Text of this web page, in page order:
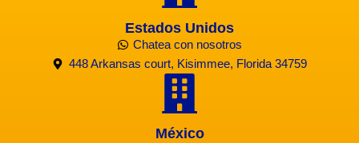
Estados Unidos
Chatea con nosotros
448 Arkansas court, Kisimmee, Florida 34759
México